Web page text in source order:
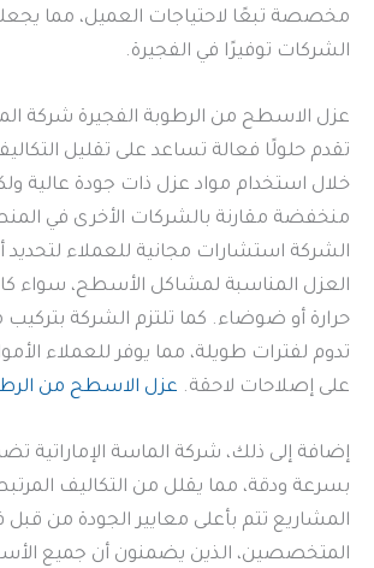
مخصصة تبعًا لاحتياجات العميل، مما
الشركات توفيرًا في الفجيرة.
عزل الاسطح من الرطوبة الفجيرة شركة
تقدم حلولًا فعالة تساعد على تقليل
خلال استخدام مواد عزل ذات جودة عالية
منخفضة مقارنة بالشركات الأخرى في
الشركة استشارات مجانية للعملاء
العزل المناسبة لمشاكل الأسطح، سواء
حرارة أو ضوضاء. كما تلتزم الشركة بتركيب
تدوم لفترات طويلة، مما يوفر للعملاء
على إصلاحات لاحقة. عزل الاسطح من
إضافة إلى ذلك، شركة الماسة الإماراتية
بسرعة ودقة، مما يقلل من التكاليف
المشاريع تتم بأعلى معايير الجودة من قبل
المتخصصين، الذين يضمنون أن جميع